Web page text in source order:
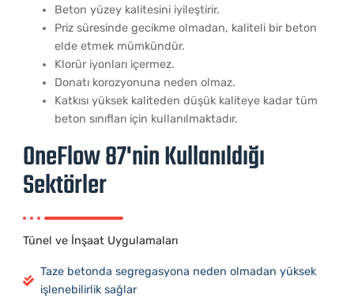
Beton yüzey kalitesini iyileştirir.
Priz süresinde gecikme olmadan, kaliteli bir beton
elde etmek mümkündür.
Klorür iyonları içermez.
Donatı korozyonuna neden olmaz.
Katkısı yüksek kaliteden düşük kaliteye kadar tüm
beton sınıfları için kullanılmaktadır.
OneFlow 87'nin Kullanıldığı
Sektörler
Tünel ve İnşaat Uygulamaları
Taze betonda segregasyona neden olmadan yüksek
işlenebilirlik sağlar